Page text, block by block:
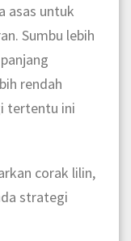
asas untuk
Sumbu lebih
rendah
tertentu ini
corak lilin,
strategi